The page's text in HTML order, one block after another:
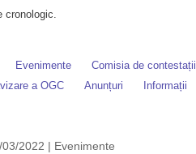
cronologic.
Evenimente Comisia de contestații
a OGC Anunțuri Informații
03/2022 | Evenimente